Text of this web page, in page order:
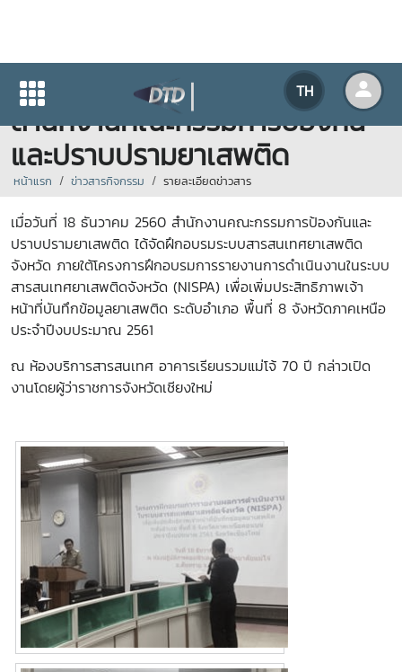
TH
การให้บริการห้องสารสนเทศแก่
สำนักงานคณะกรรมการป้องกัน
และปราบปรามยาเสพติด
หน้าแรก ข่าวสารกิจกรรม รายละเอียดข่าวสาร
เมื่อวันที่ 18 ธันวาคม 2560 สำนักงานคณะกรรมการป้องกันและ
ปราบปรามยาเสพติด ได้จัดฝึกอบรมระบบสารสนเทศยาเสพติด
จังหวัด ภายใต้โครงการฝึกอบรมการรายงานการดำเนินงานในระบบ
สารสนเทศยาเสพติดจังหวัด (NISPA) เพื่อเพิ่มประสิทธิภาพเจ้า
หน้าที่บันทึกข้อมูลยาเสพติด ระดับอำเภอ พื้นที่ 8 จังหวัดภาคเหนือ
ประจำปีงบประมาณ 2561
ณ ห้องบริการสารสนเทศ อาคารเรียนรวมแม่โจ้ 70 ปี กล่าวเปิด
งานโดยผู้ว่าราชการจังหวัดเชียงใหม่